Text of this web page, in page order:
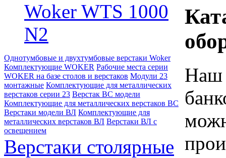
Woker WTS 1000
N2
Однотумбовые и двухтумбовые верстаки Woker
Комплектующие WOKER Рабочие места серии
WOKER на базе столов и верстаков Модули 23
монтажные Комплектующие для металлических
верстаков серии 23 Верстак ВС модели
Комплектующие для металлических верстаков ВС
Верстаки модели ВЛ Комплектующие для
металлических верстаков ВЛ Верстаки ВЛ с
освещением
Верстаки столярные
Наш